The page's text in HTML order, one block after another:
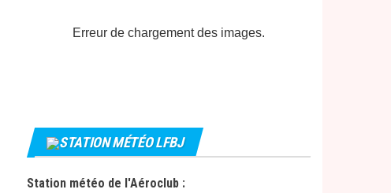
Erreur de chargement des images.
STATION MÉTÉO LFBJ
Station météo de l'Aéroclub :